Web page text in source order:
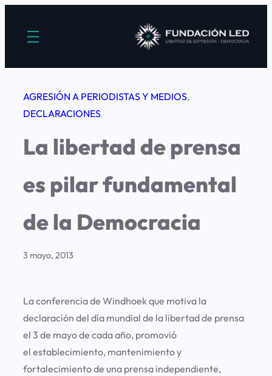
AGRESIÓN A PERIODISTAS Y MEDIOS
DECLARACIONES
La libertad de prensa
es pilar fundamental
de la Democracia
3 mayo, 2013
La conferencia de Windhoek que motiva la
declaración del día mundial de la libertad de prensa
el 3 de mayo de cada año, promovió
el establecimiento, mantenimiento y
fortalecimiento de una prensa independiente,